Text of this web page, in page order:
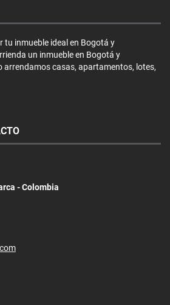
tu inmueble ideal en Bogotá y
un inmueble en Bogotá y
arrendamos casas, apartamentos, lotes,
- Colombia